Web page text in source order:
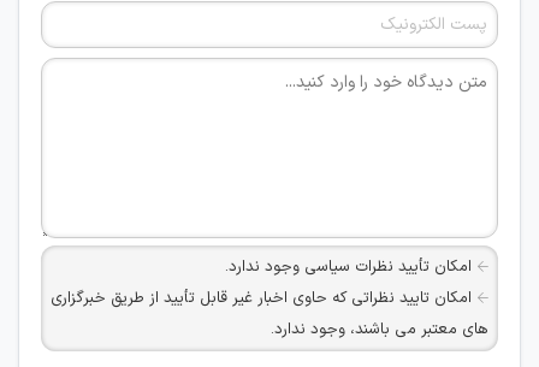
امکان تأیید نظرات سیاسی وجود ندارد.
امکان تایید نظراتی که حاوی اخبار غیر قابل تأیید از طریق خبرگزاری
های معتبر می باشند، وجود ندارد.